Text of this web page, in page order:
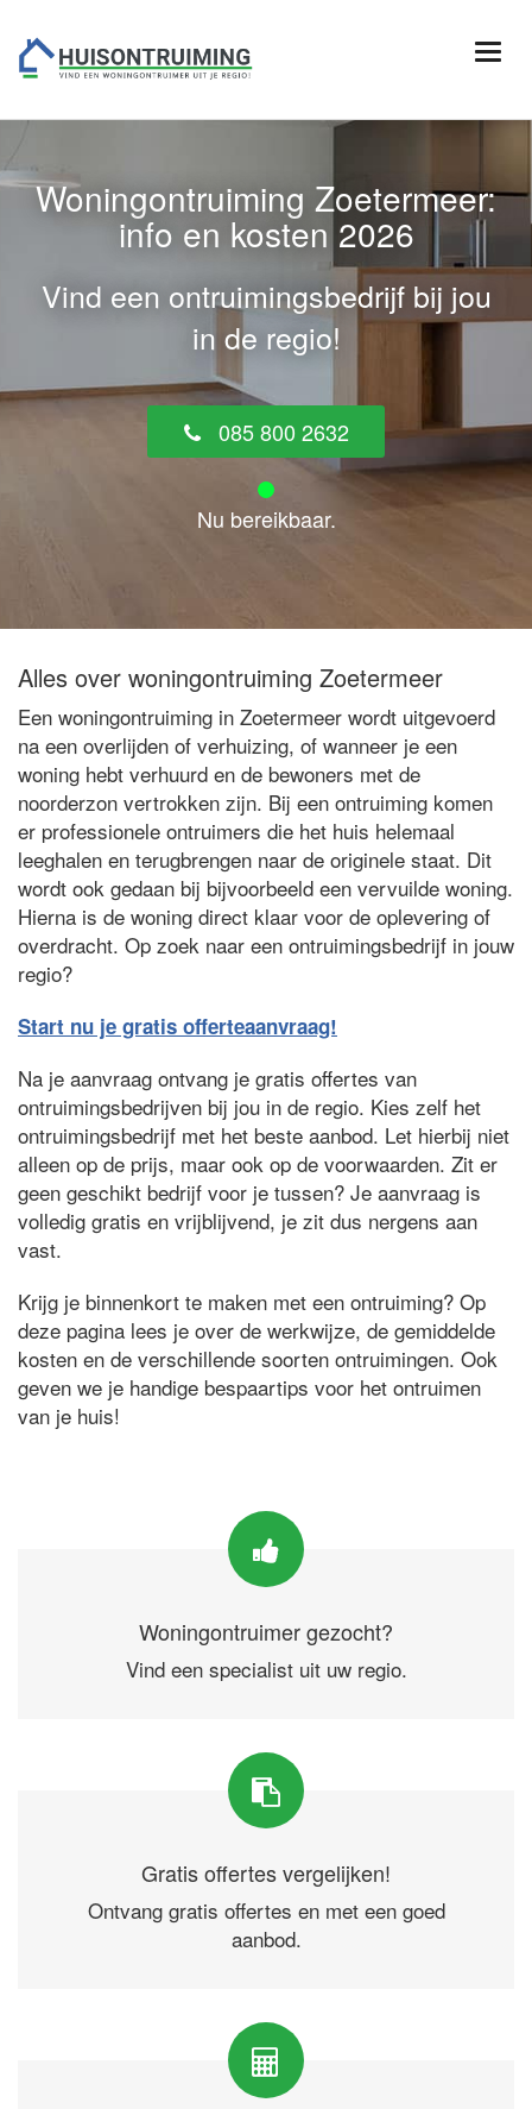
Woningontruiming Zoetermeer:
info en kosten 2026
Vind een ontruimingsbedrijf bij jou
in de regio!
085 800 2632
Nu bereikbaar.
Alles over woningontruiming Zoetermeer
Een woningontruiming in Zoetermeer wordt uitgevoerd
na een overlijden of verhuizing, of wanneer je een
woning hebt verhuurd en de bewoners met de
noorderzon vertrokken zijn. Bij een ontruiming komen
er professionele ontruimers die het huis helemaal
leeghalen en terugbrengen naar de originele staat. Dit
wordt ook gedaan bij bijvoorbeeld een vervuilde woning.
Hierna is de woning direct klaar voor de oplevering of
overdracht. Op zoek naar een ontruimingsbedrijf in jouw
regio?
Start nu je gratis offerteaanvraag!
Na je aanvraag ontvang je gratis offertes van
ontruimingsbedrijven bij jou in de regio. Kies zelf het
ontruimingsbedrijf met het beste aanbod. Let hierbij niet
alleen op de prijs, maar ook op de voorwaarden. Zit er
geen geschikt bedrijf voor je tussen? Je aanvraag is
volledig gratis en vrijblijvend, je zit dus nergens aan
vast.
Krijg je binnenkort te maken met een ontruiming? Op
deze pagina lees je over de werkwijze, de gemiddelde
kosten en de verschillende soorten ontruimingen. Ook
geven we je handige bespaartips voor het ontruimen
van je huis!
Woningontruimer gezocht?
Vind een specialist uit uw regio.
Gratis offertes vergelijken!
Ontvang gratis offertes en met een goed
aanbod.